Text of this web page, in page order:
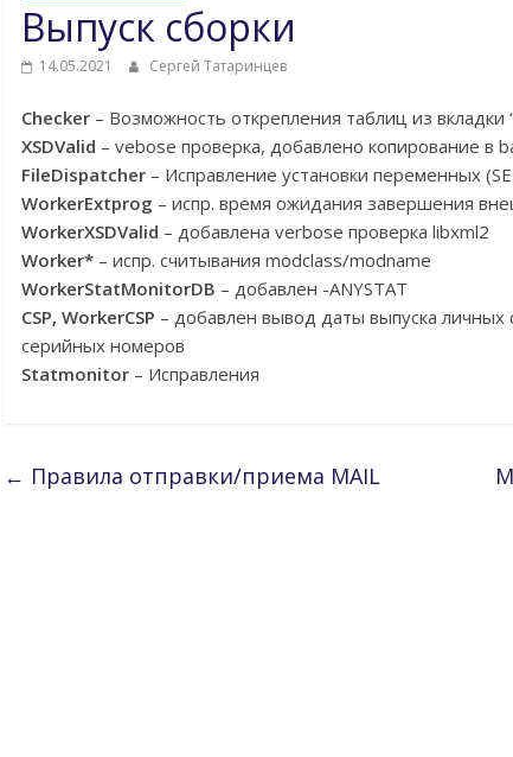
Выпуск сборки
14.05.2021 Сергей Татаринцев
Checker – Возможность открепления таблиц из
XSDValid – vebose проверка, добавлено копирование в
FileDispatcher – Исправление установки переменных
WorkerExtprog – испр. время ожидания завершения
WorkerXSDValid – добавлена verbose проверка libxml2
Worker* – испр. считывания modclass/modname
WorkerStatMonitorDB – добавлен -ANYSTAT
CSP, WorkerCSP – добавлен вывод даты выпуска личных
серийных номеров
Statmonitor – Исправления
← Правила отправки/приема MAIL